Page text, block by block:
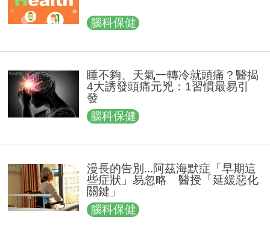
腦科保健
睡不夠、天氣一轉冷就頭痛？醫揭
4大誘發頭痛元兇：1習慣最易引
發
腦科保健
漫長的告別...阿茲海默症「早期這
些症狀」易忽略 醫授「延緩惡化
關鍵」
腦科保健